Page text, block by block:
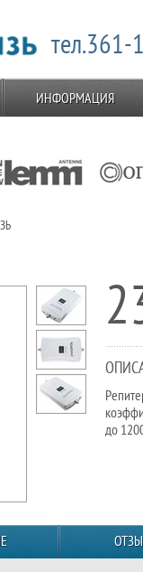
тел.361-
ИНФОРМАЦИЯ
до